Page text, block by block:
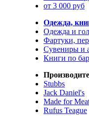
от 3 000 руб
Одежда,
Одежда и
Фартуки,
Сувениры и
Книги по
Stubbs
Jack Daniel's
Made for
Rufus Teague